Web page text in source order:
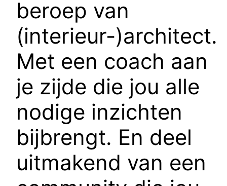
beroep van
(interieur-)architect.
Met een coach aan
je zijde die jou alle
nodige inzichten
bijbrengt. En deel
uitmakend van een